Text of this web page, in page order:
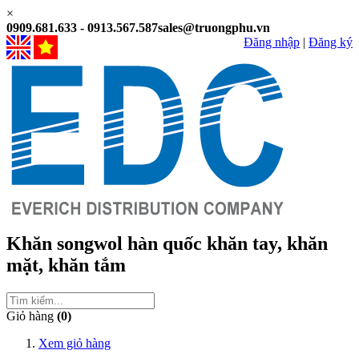
×
0909.681.633 - 0913.567.587sales@truongphu.vn
Đăng nhập | Đăng ký
Khăn songwol hàn quốc khăn tay, khăn
mặt, khăn tắm
Giỏ hàng (0)
Xem giỏ hàng